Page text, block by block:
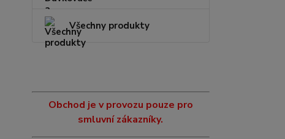
Všechny produkty
Obchod je v provozu pouze pro
smluvní zákazníky.